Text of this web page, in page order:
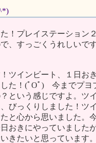
！プレイステーション
、すっごくうれしいで
ツインビート、１日お
た！(ﾟOﾟ) 今までプヨ
という感じですよ。ツ
びっくりしました！ツ
と心から思いました。
おきにやっていました
きたいと思っています。